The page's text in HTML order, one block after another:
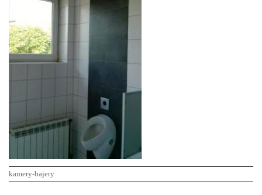
kamery-bajery